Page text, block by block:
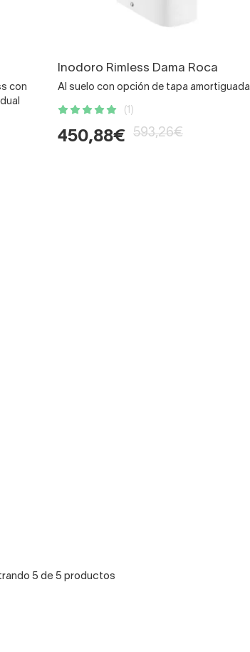
con
Inodoro Rimless Dama Roca
Al suelo con opción de tapa amortiguada
(1)
450,88€ 593,26€
5 de 5 productos